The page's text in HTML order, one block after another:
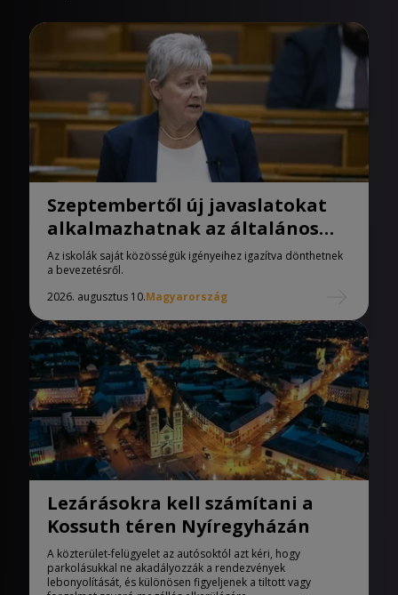
Szeptembertől új javaslatokat
alkalmazhatnak az általános
iskolák
Az iskolák saját közösségük igényeihez igazítva dönthetnek
a bevezetésről.
2026. augusztus 10.Magyarország
Lezárásokra kell számítani a
Kossuth téren Nyíregyházán
A közterület-felügyelet az autósoktól azt kéri, hogy
parkolásukkal ne akadályozzák a rendezvények
lebonyolítását, és különösen figyeljenek a tiltott vagy